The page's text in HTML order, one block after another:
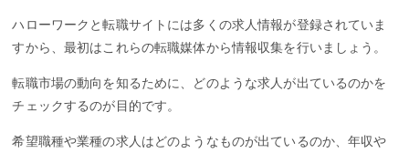
ハローワークと転職サイトには多くの求人情報が登録されていま
すから、最初はこれらの転職媒体から情報収集を行いましょう。
転職市場の動向を知るために、どのような求人が出ているのかを
チェックするのが目的です。
希望職種や業種の求人はどのようなものが出ているのか、年収や